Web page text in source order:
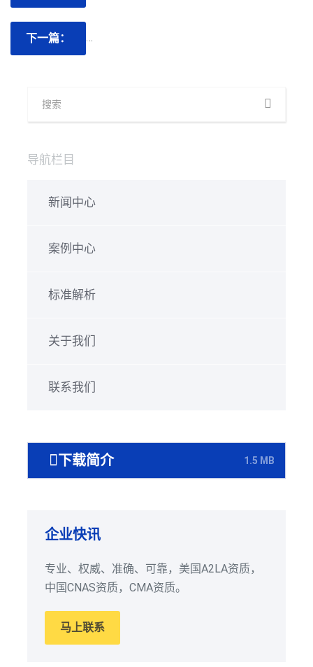
下一篇：
导航栏目
新闻中心
案例中心
标准解析
关于我们
联系我们
下载简介 1.5 MB
企业快讯
专业、权威、准确、可靠，美国A2LA资质，
中国CNAS资质，CMA资质。
马上联系